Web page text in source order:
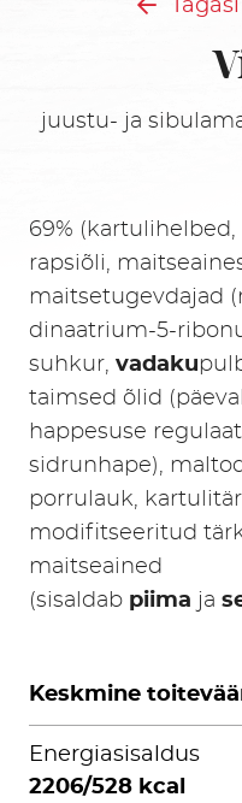
juustu- ja
69%
rapsiõli,
maitsetugevdajad
dinaatrium-5-
suhkur, vadaku
taimsed õlid
happesuse
sidrunhape),
porrulauk,
modifitseeritud
maitseained
(sisaldab piima ja
Keskmine
Energiasisaldus
2206/528 kcal